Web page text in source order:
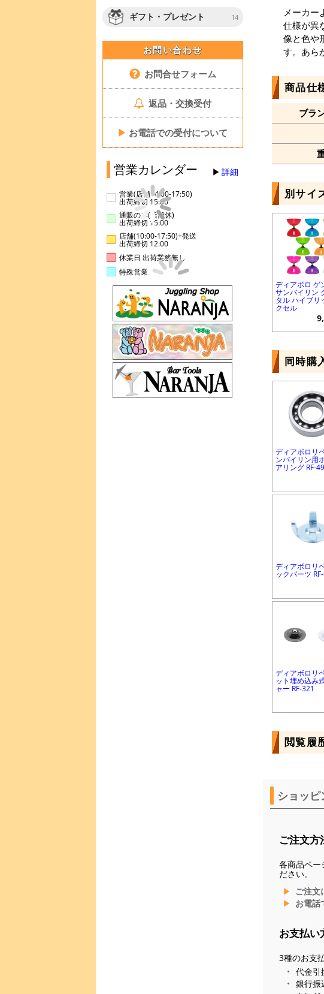
ギフト・プレゼント 14
お問い合わせ
お問合せフォーム
返品・交換受付
▶ お電話での受付について
営業カレンダー 詳細
営業(店舗14:00-17:50)
出荷締切 15:00
通販のみ(店舗休)
出荷締切 15:00
店舗(10:00-17:50)+発送
出荷締切 12:00
休業日 出荷業務無し
特殊営業
メーカー
仕様が異
像と色や
す。あら
商品仕
ブラ
別サイ
ディアボロ ゲ
サンバイリン
タル ハイブリ
クセル
同時購
ディアボロリ
ンバイリン用
アリング RF-
ディアボロリ
ックパーツ
ディアボロリ
ット埋め込み
ャー RF-321
閲覧履
ショッ
ご注文方
各商品ペー
ださい。
ご注文
お電話
お支払い
3種のお支
代金引
銀行振